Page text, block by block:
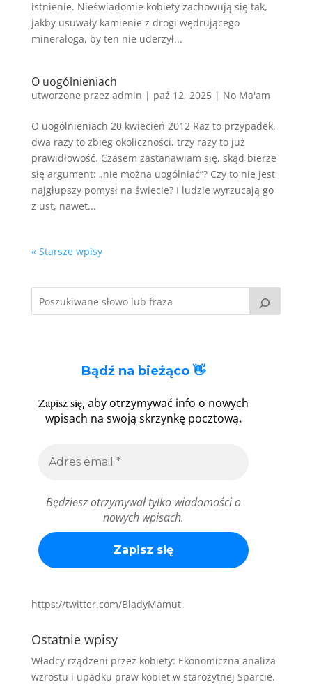
istnienie. Nieświadomie kobiety zachowują się tak,
jakby usuwały kamienie z drogi wędrującego
mineraloga, by ten nie uderzył...
O uogólnieniach
utworzone przez admin | paź 12, 2025| No Ma'am
O uogólnieniach 20 kwiecień 2012 Raz to przypadek,
dwa razy to zbieg okoliczności, trzy razy to już
prawidłowość. Czasem zastanawiam się, skąd bierze
się argument: „nie można uogólniać”? Czy to nie jest
najgłupszy pomysł na świecie? I ludzie wyrzucają go
z ust, nawet...
« Starsze wpisy
Bądź na bieżąco 👋
Zapisz się, aby otrzymywać info o nowych
wpisach na swoją skrzynkę pocztową.
Będziesz otrzymywał tylko wiadomości o
nowych wpisach.
https://twitter.com/BladyMamut
Ostatnie wpisy
Władcy rządzeni przez kobiety: Ekonomiczna analiza
wzrostu i upadku praw kobiet w starożytnej Sparcie.